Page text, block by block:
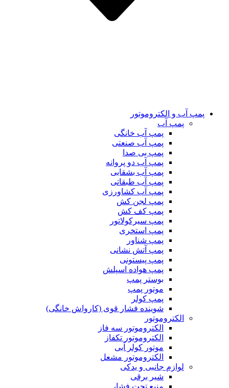
پمپ آب و الکتروموتور
پمپ آب
پمپ آب خانگی
پمپ آب صنعتی
پمپ بی صدا
پمپ آب دو پروانه
پمپ آب بشقابی
پمپ آب طبقاتی
پمپ آب کشاورزی
پمپ لجن کش
پمپ کف کش
پمپ سیرکولاتور
پمپ استخری
پمپ شناور
پمپ آتش نشانی
پمپ پیستونی
پمپ هواده اسپلش
بوستر پمپ
موتور پمپ
پمپ کولر
شوینده فشار قوی (کارواش خانگی)
الکتروموتور
الکتروموتور سه فاز
الکتروموتور تکفاز
موتور کولر آبی
الکتروموتور مشعل
لوازم جانبی و یدکی
شیر برقی